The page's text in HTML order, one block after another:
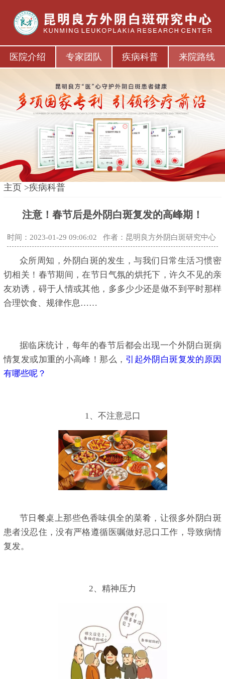
医院介绍 专家团队 疾病科普 来院路线
主页 >疾病科普
注意！春节后是外阴白斑复发的高峰期！
时间：2023-01-29 09:06:02 作者：昆明良方外阴白斑研究中心
众所周知，外阴白斑的发生，与我们日常生活习惯密
切相关！春节期间，在节日气氛的烘托下，许久不见的亲
友劝诱，碍于人情或其他，多多少少还是做不到平时那样
合理饮食、规律作息……
据临床统计，每年的春节后都会出现一个外阴白斑病
情复发或加重的小高峰！那么， 引起外阴白斑复发的原因
有哪些呢？
1、不注意忌口
节日餐桌上那些色香味俱全的菜肴，让很多外阴白斑
患者没忍住，没有严格遵循医嘱做好忌口工作，导致病情
复发。
2、精神压力